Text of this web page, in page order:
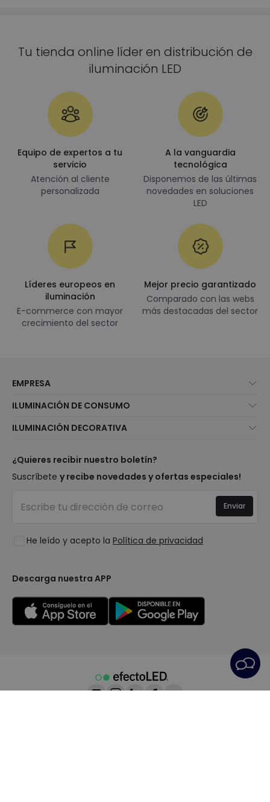
Tu tienda online líder en distribución de
iluminación LED
Equipo de expertos a tu
servicio
Atención al cliente
personalizada
A la vanguardia
tecnológica
Disponemos de las últimas
novedades en soluciones
LED
Líderes europeos en
iluminación
E-commerce con mayor
crecimiento del sector
Mejor precio garantizado
Comparado con las webs
más destacadas del sector
EMPRESA
Atención al cliente
Métodos de envío
¿Eres profesional?
Tiendas
Preguntas frecuentes
Iniciar sesión
ILUMINACIÓN DE CONSUMO
Marcas
Presupuestos
Iluminación para empresas
ILUMINACIÓN DECORATIVA
Top Marcas
Espacios
Colecciones
LoveYouGreen
¿Quieres recibir nuestro boletín?
Suscríbete y recibe novedades y ofertas especiales!
He leído y acepto la Política de privacidad
Enviar
Descarga nuestra APP